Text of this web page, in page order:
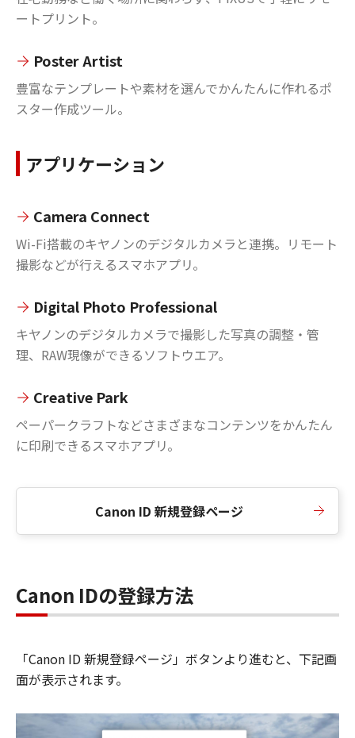
ートプリント。
Poster Artist
豊富なテンプレートや素材を選んでかんたんに作れるポ
スター作成ツール。
アプリケーション
Camera Connect
Wi-Fi搭載のキヤノンのデジタルカメラと連携。リモート
撮影などが行えるスマホアプリ。
Digital Photo Professional
キヤノンのデジタルカメラで撮影した写真の調整・管
理、RAW現像ができるソフトウエア。
Creative Park
ペーパークラフトなどさまざまなコンテンツをかんたん
に印刷できるスマホアプリ。
Canon ID 新規登録ページ
Canon IDの登録方法
「Canon ID 新規登録ページ」ボタンより進むと、下記画
面が表示されます。